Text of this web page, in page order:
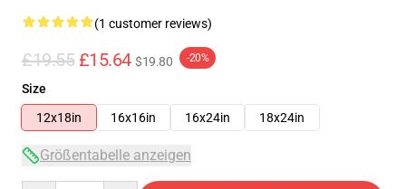
(1 customer reviews)
£19.55 £15.64 $19.80 -20%
Size
12x18in
16x16in 16x24in 18x24in
Größentabelle anzeigen